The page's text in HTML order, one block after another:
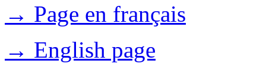
→ Page en français
→ English page